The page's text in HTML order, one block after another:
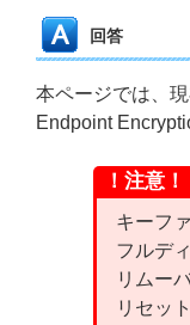
回答
本ページでは、
Endpoint
！注意！
キーフ
フルデ
リムー
リセッ